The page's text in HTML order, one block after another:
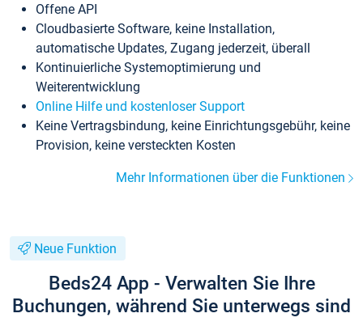
Offene API
Cloudbasierte Software, keine Installation,
automatische Updates, Zugang jederzeit, überall
Kontinuierliche Systemoptimierung und
Weiterentwicklung
Online Hilfe und kostenloser Support
Keine Vertragsbindung, keine Einrichtungsgebühr, keine
Provision, keine versteckten Kosten
Mehr Informationen über die Funktionen
Neue Funktion
Beds24 App - Verwalten Sie Ihre
Buchungen, während Sie unterwegs sind